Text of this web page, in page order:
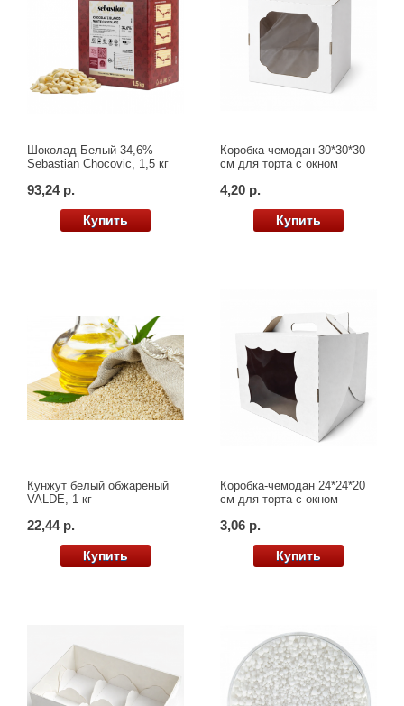
Шоколад Белый 34,6%
Sebastian Chocovic, 1,5 кг
93,24 р.
Купить
Коробка-чемодан 30*30*30
см для торта с окном
4,20 р.
Купить
Кунжут белый обжареный
VALDE, 1 кг
22,44 р.
Купить
Коробка-чемодан 24*24*20
см для торта с окном
3,06 р.
Купить